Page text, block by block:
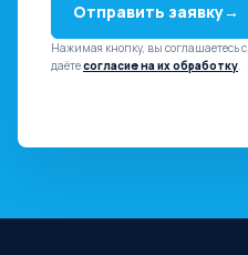
Отправить заявку→
Нажимая кнопку, вы соглашаетесь с
даётесогласие на их обработку.